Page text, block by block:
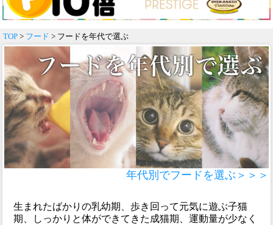
TOP > フード > フードを年代で選ぶ
年代別でフードを選ぶ＞＞＞
生まれたばかりの乳幼期、歩き回って元気に遊ぶ子猫
期、しっかりと体ができてきた成猫期、運動量が少なく